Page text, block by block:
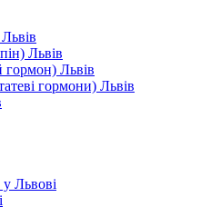
Львів
Львів
гормони) Львів
Львові